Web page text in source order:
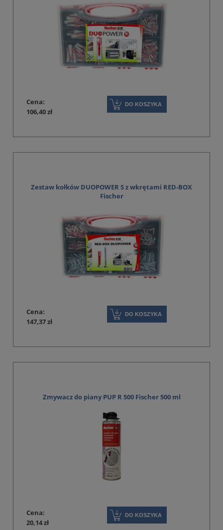
Cena:
106,40 zł
DO KOSZYKA
Zestaw kołków DUOPOWER S z wkrętami RED-BOX
Fischer
Cena:
147,37 zł
DO KOSZYKA
Zmywacz do piany PUP R 500 Fischer 500 ml
Cena:
20,14 zł
DO KOSZYKA